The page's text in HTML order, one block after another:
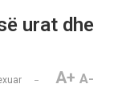
urat dhe
A+ A-